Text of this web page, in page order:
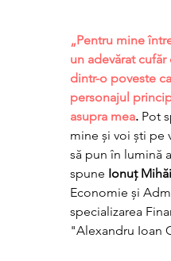
„Pentru mine
un adevărat
dintr-o poveste
personajul
asupra mea. Pot
mine și voi ști pe
să pun în lumină
spune Ionuț
Economie și
specializarea
"Alexandru Ioan